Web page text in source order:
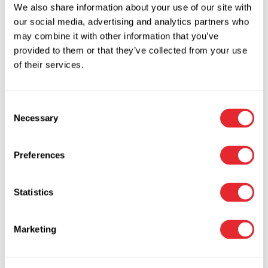
We also share information about your use of our site with
our social media, advertising and analytics partners who
may combine it with other information that you’ve
provided to them or that they’ve collected from your use
of their services.
Selection
Necessary
Preferences
Statistics
Marketing
afElver|okt 1, 2017|Deals,Entertainment,Reviews
Nunc sodales, dolor ut blandit tristique, nisi enim
ultricies neque, sit amet faucibus nunc nisi at lacus.
Donec id nunc eu nibh...
læs mere
Days
Smart Electronic
ultricies neque, sit amet faucibus nunc nisi at lacus.